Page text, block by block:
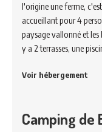
l'origine une ferme,
accueillant pour 4
paysage vallonné et
y a 2 terrasses, une
Voir hébergement
Camping